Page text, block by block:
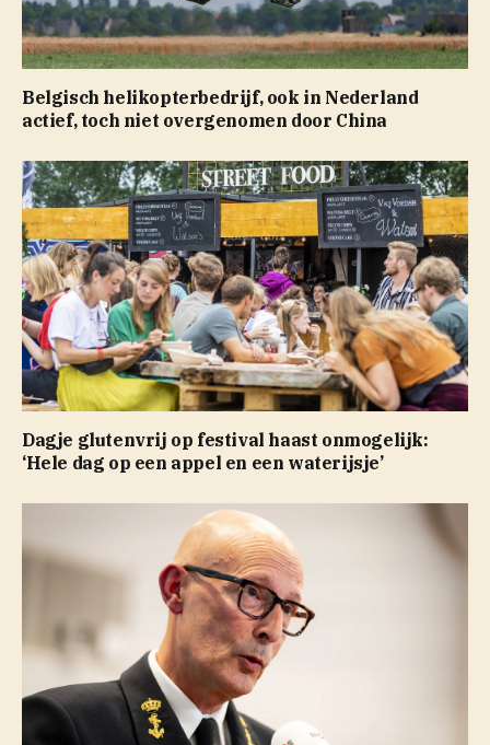
Belgisch helikopterbedrijf, ook in Nederland
actief, toch niet overgenomen door China
Dagje glutenvrij op festival haast onmogelijk:
‘Hele dag op een appel en een waterijsje’